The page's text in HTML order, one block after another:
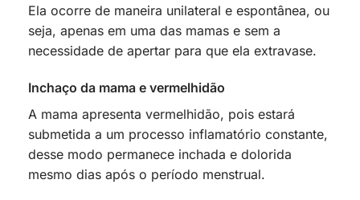
Ela ocorre de maneira unilateral e espontânea, ou
seja, apenas em uma das mamas e sem a
necessidade de apertar para que ela extravase.
Inchaço da mama e vermelhidão
A mama apresenta vermelhidão, pois estará
submetida a um processo inflamatório constante,
desse modo permanece inchada e dolorida
mesmo dias após o período menstrual.